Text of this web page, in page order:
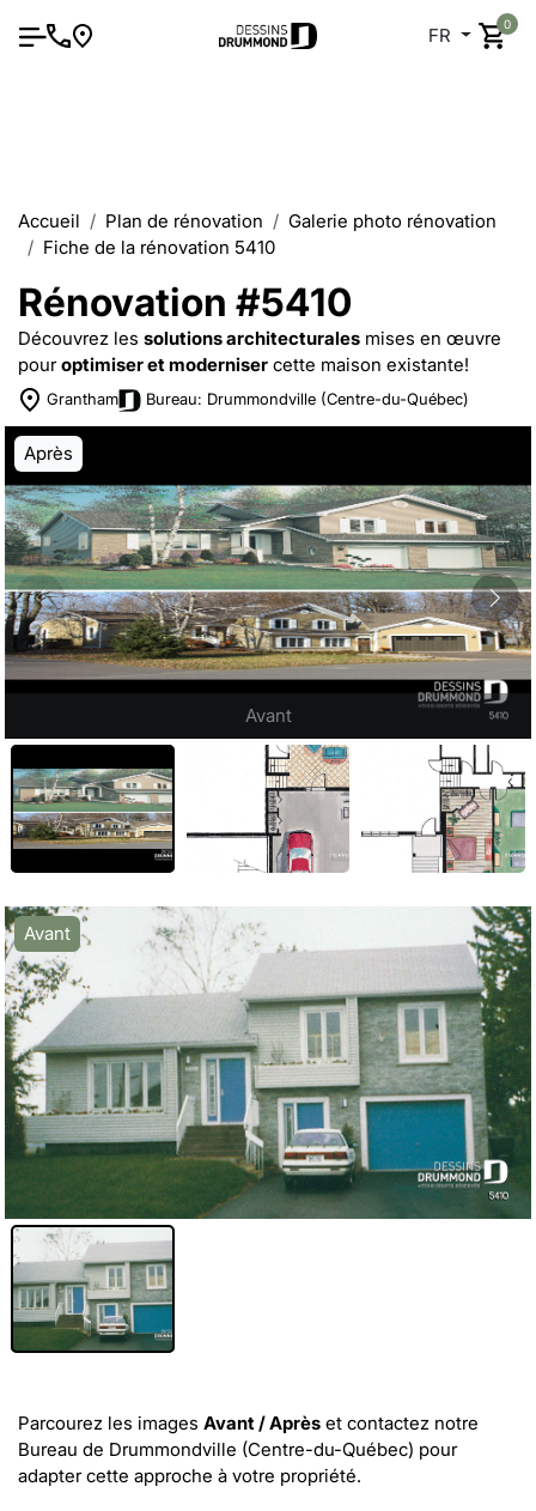
FR
0
Accueil Plan de rénovation
Galerie photo rénovation
Fiche de la rénovation 5410
Rénovation #5410
Découvrez les solutions architecturales mises en œuvre
pouroptimiser et moderniser cette maison existante!
Grantham Bureau: Drummondville (Centre-du-Québec)
Après
Avant
Avant
Parcourez les images Avant / Après et contactez notre
Bureau de Drummondville (Centre-du-Québec) pour
adapter cette approche à votre propriété.